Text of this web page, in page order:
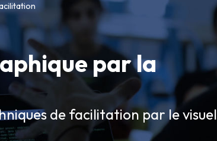
par la
de facilitation par le visuel